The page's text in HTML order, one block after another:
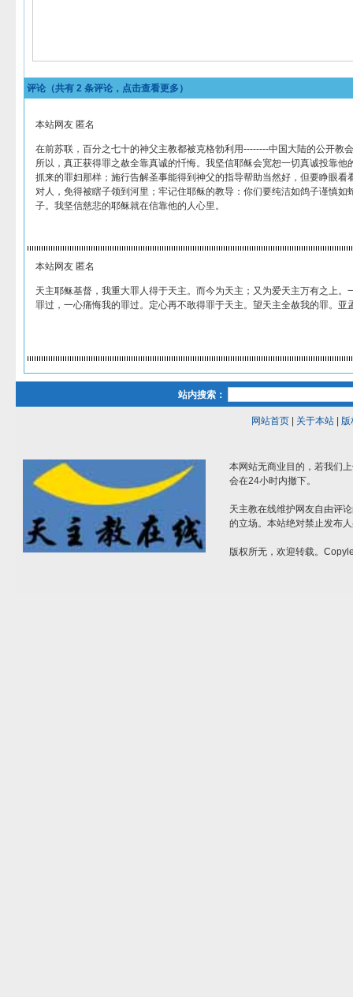
评论（共有 2 条评论，点击查看更多）
本站网友 匿名
在前苏联，百分之七十的神父主教都被克格勃利用--------中国大陆的公开教
所以，真正获得罪之赦全靠真诚的忏悔。我坚信耶稣会宽恕一切真诚投靠他
抓来的罪妇那样；施行告解圣事能得到神父的指导帮助当然好，但要睁眼看
对人，免得被瞎子领到河里；牢记住耶稣的教导：你们要纯洁如鸽子谨慎如
子。我坚信慈悲的耶稣就在信靠他的人心里。
本站网友 匿名
天主耶稣基督，我重大罪人得于天主。而今为天主；又为爱天主万有之上。
罪过，一心痛悔我的罪过。定心再不敢得罪于天主。望天主全赦我的罪。亚
站内搜索：
网站首页| 关于本站| 版
本网站无商业目的，若我们
会在24小时内撤下。
天主教在线维护网友自由评
的立场。本站绝对禁止发布
版权所无，欢迎转载。